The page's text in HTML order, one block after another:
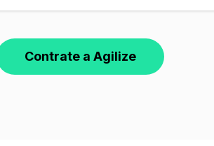
Contrate a Agilize